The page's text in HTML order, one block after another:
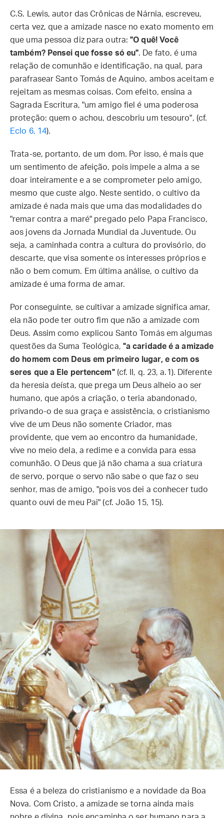
C.S. Lewis, autor das Crônicas de Nárnia, escreveu,
certa vez, que a amizade nasce no exato momento em
que uma pessoa diz para outra:"O quê! Você
também? Pensei que fosse só eu". De fato, é uma
relação de comunhão e identificação, na qual, para
parafrasear Santo Tomás de Aquino, ambos aceitam e
rejeitam as mesmas coisas. Com efeito, ensina a
Sagrada Escritura, "um amigo fiel é uma poderosa
proteção: quem o achou, descobriu um tesouro", (cf.
Eclo 6, 14).
Trata-se, portanto, de um dom. Por isso, é mais que
um sentimento de afeição, pois impele a alma a se
doar inteiramente e a se comprometer pelo amigo,
mesmo que custe algo. Neste sentido, o cultivo da
amizade é nada mais que uma das modalidades do
"remar contra a maré" pregado pelo Papa Francisco,
aos jovens da Jornada Mundial da Juventude. Ou
seja, a caminhada contra a cultura do provisório, do
descarte, que visa somente os interesses próprios e
não o bem comum. Em última análise, o cultivo da
amizade é uma forma de amar.
Por conseguinte, se cultivar a amizade significa amar,
ela não pode ter outro fim que não a amizade com
Deus. Assim como explicou Santo Tomás em algumas
questões da Suma Teológica, "a caridade é a amizade
do homem com Deus em primeiro lugar, e com os
seres que a Ele pertencem"(cf. II, q. 23, a.1). Diferente
da heresia deísta, que prega um Deus alheio ao ser
humano, que após a criação, o teria abandonado,
privando-o de sua graça e assistência, o cristianismo
vive de um Deus não somente Criador, mas
providente, que vem ao encontro da humanidade,
vive no meio dela, a redime e a convida para essa
comunhão. O Deus que já não chama a sua criatura
de servo, porque o servo não sabe o que faz o seu
senhor, mas de amigo, "pois vos dei a conhecer tudo
quanto ouvi de meu Pai" (cf. João 15, 15).
Essa é a beleza do cristianismo e a novidade da Boa
Nova. Com Cristo, a amizade se torna ainda mais